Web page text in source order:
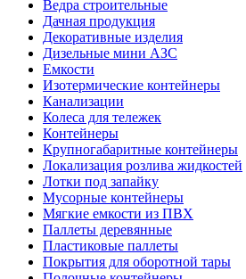
Ведра строительные
Дачная продукция
Декоративные изделия
Дизельные мини АЗС
Емкости
Изотермические контейнеры
Канализации
Колеса для тележек
Контейнеры
Крупногабаритные контейнеры
Локализация розлива жидкостей
Лотки под запайку
Мусорные контейнеры
Мягкие емкости из ПВХ
Паллеты деревянные
Пластиковые паллеты
Покрытия для оборотной тары